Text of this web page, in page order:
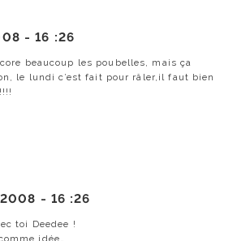
-16 :26
beaucoup les poubelles, mais ça
le lundi c’est fait pour râler,il faut bien
- 16 :26
toi Deedee !
idée…